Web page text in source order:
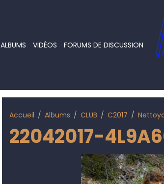
ALBUMS VIDÉOS FORUMS DE DISCUSSION
Accueil Albums CLUB C2017
22042017-